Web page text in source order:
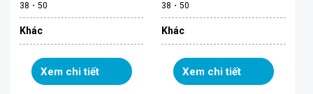
38・50
Khác
Xem chi tiết
38・50
Khác
Xem chi tiết